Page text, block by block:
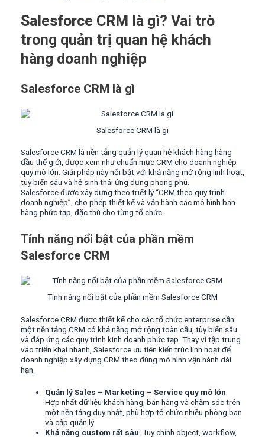
Salesforce CRM là gì? Vai trò
trong quản trị quan hệ khách
hàng doanh nghiệp
Salesforce CRM là gì
Salesforce CRM là gì
Salesforce CRM là nền tảng quản lý quan hệ khách hàng hàng
đầu thế giới, được xem như chuẩn mực CRM cho doanh nghiệp
quy mô lớn. Giải pháp này nổi bật với khả năng mở rộng linh hoạt,
tùy biến sâu và hệ sinh thái ứng dụng phong phú.
Salesforce được xây dựng theo triết lý “CRM theo quy trình
doanh nghiệp”, cho phép thiết kế và vận hành các mô hình bán
hàng phức tạp, đặc thù cho từng tổ chức.
Tính năng nổi bật của phần mềm
Salesforce CRM
Tính năng nổi bật của phần mềm Salesforce CRM
Salesforce CRM được thiết kế cho các tổ chức enterprise cần
một nền tảng CRM có khả năng mở rộng toàn cầu, tùy biến sâu
và đáp ứng các quy trình kinh doanh phức tạp. Thay vì tập trung
vào triển khai nhanh, Salesforce ưu tiên kiến trúc linh hoạt để
doanh nghiệp xây dựng CRM theo đúng mô hình vận hành dài
hạn.
Quản lý Sales – Marketing – Service quy mô lớn:
Hợp nhất dữ liệu khách hàng, bán hàng và chăm sóc trên
một nền tảng duy nhất, phù hợp tổ chức nhiều phòng ban
và cấp quản lý.
Khả năng custom rất sâu: Tùy chỉnh object, workflow,